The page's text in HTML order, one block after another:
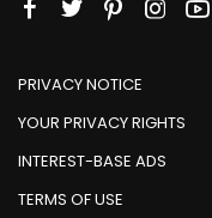
PRIVACY NOTICE
YOUR PRIVACY RIGHTS
INTEREST-BASE ADS
TERMS OF USE